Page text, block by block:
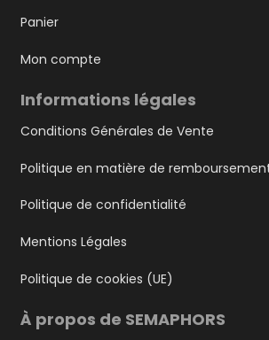
Panier
Mon compte
Informations légales
Conditions Générales de Vente
Politique en matière de
Politique de confidentialité
Mentions Légales
Politique de cookies (UE)
À propos de SEMAPHORS